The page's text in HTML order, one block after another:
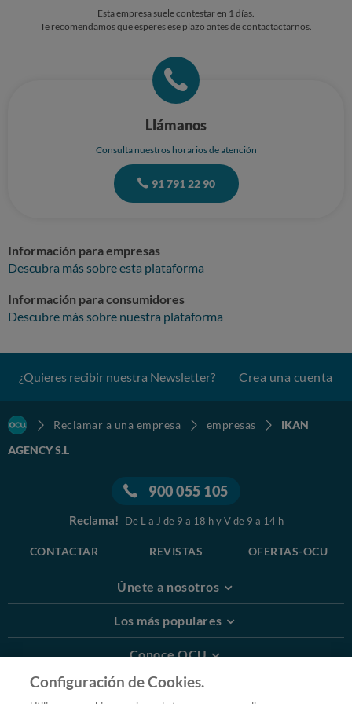
Esta empresa suele contestar en 1 días.
Te recomendamos que esperes ese plazo antes de contactactarnos.
Llámanos
Consulta nuestros horarios de atención
91 791 22 90
Información para empresas
Descubra más sobre esta plataforma
Información para consumidores
Descubre más sobre nuestra plataforma
¿Quieres recibir nuestra Newsletter? Crea una cuenta
Reclamar a una empresa empresas
IKAN
AGENCY S.L
900 055 105
Reclama! De L a J de 9 a 18 h y V de 9 a 14 h
CONTACTAR REVISTAS OFERTAS-OCU
Únete a nosotros
Los más populares
Conoce OCU
Más Información
Configuración de Cookies.